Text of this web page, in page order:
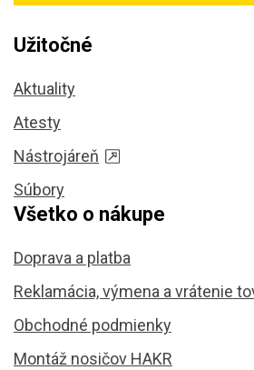
Užitočné
Aktuality
Atesty
Nástrojáreň
Súbory
Všetko o nákupe
Doprava a platba
Reklamácia, výmena a vrátenie
Obchodné podmienky
Montáž nosičov HAKR